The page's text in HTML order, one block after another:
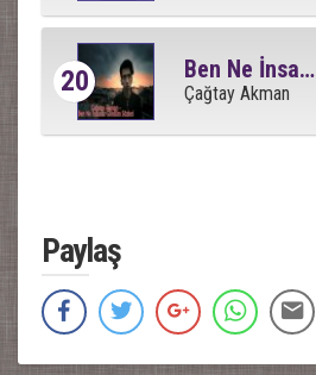
20 Ben Ne İnsanlar Gördüm
Çağtay Akman
Paylaş